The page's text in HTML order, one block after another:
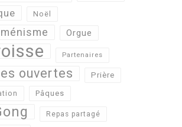
Noël
Orgue
Partenaires
ouvertes Prière
Pâques
Repas partagé